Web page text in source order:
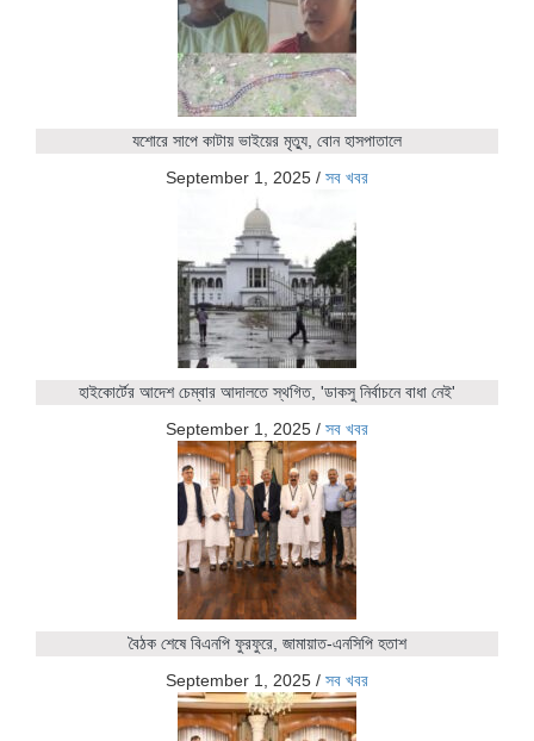
যশোরে সাপে কাটায় ভাইয়ের মৃত্যু, বোন হাসপাতালে
September 1, 2025 / সব খবর
হাইকোর্টের আদেশ চেম্বার আদালতে স্থগিত, 'ডাকসু নির্বাচনে বাধা নেই'
September 1, 2025 / সব খবর
বৈঠক শেষে বিএনপি ফুরফুরে, জামায়াত-এনসিপি হতাশ
September 1, 2025 / সব খবর